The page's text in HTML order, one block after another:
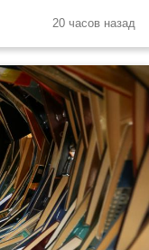
20 часов назад